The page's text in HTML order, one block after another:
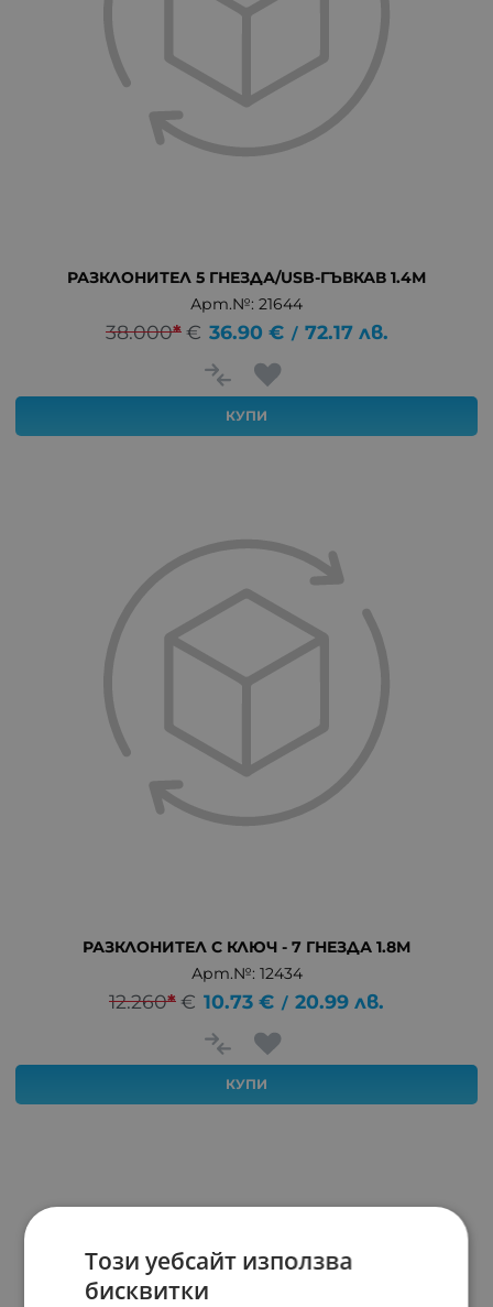
РАЗКЛОНИТЕЛ 5 ГНЕЗДА/USB-ГЪВКАВ 1.4М
Арт.№: 21644
38.000* € 36.90 € / 72.17 лв.
КУПИ
РАЗКЛОНИТЕЛ С КЛЮЧ - 7 ГНЕЗДА 1.8М
Арт.№: 12434
12.260*€ 10.73 € / 20.99 лв.
КУПИ
Този уебсайт използва
бисквитки